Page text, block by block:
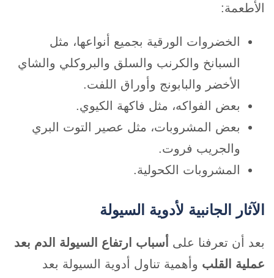
الأطعمة:
الخضروات الورقية بجميع أنواعها، مثل
السبانخ والكرنب والسلق والبروكلي والشاي
الأخضر والبابونج وأوراق اللفت.
بعض الفواكه، مثل فاكهة الكيوي.
بعض المشروبات، مثل عصير التوت البري
والجريب فروت.
المشروبات الكحولية.
الآثار الجانبية لأدوية السيولة
بعد أن تعرفنا على أسباب ارتفاع السيولة الدم بعد
عملية القلب وأهمية تناول أدوية السيولة بعد